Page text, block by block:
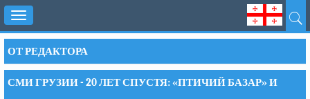
Toggle
navigation
ОТ РЕДАКТОРА
СМИ ГРУЗИИ - 20 ЛЕТ СПУСТЯ: «ПТИЧИЙ БАЗАР» И